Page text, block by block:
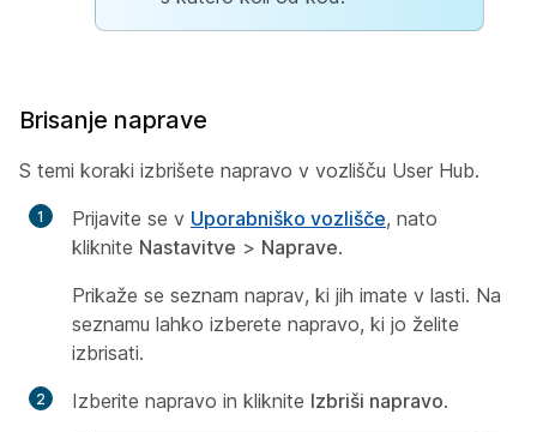
Brisanje naprave
S temi koraki izbrišete napravo v vozlišču User Hub.
Prijavite se v Uporabniško vozlišče, nato
kliknite Nastavitve > Naprave.
Prikaže se seznam naprav, ki jih imate v lasti. Na
seznamu lahko izberete napravo, ki jo želite
izbrisati.
Izberite napravo in kliknite Izbriši napravo.